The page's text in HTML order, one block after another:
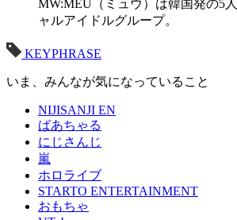
MW:MEU（ミュウ）は韓国発の5
ャルアイドルグループ。
KEYPHRASE
いま、みんなが気になっていること
NIJISANJI EN
ばあちゃる
にじさんじ
嵐
ホロライブ
STARTO ENTERTAINMENT
おもちゃ